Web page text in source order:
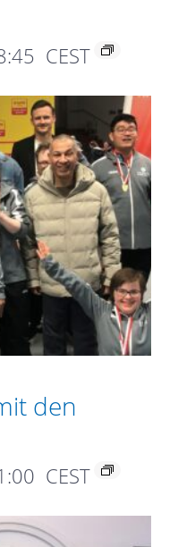
CEST
den
CEST